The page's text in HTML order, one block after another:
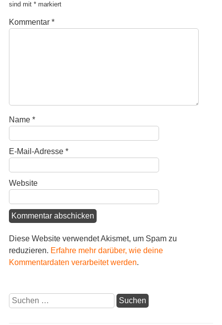
sind mit *markiert
Kommentar *
Name *
E-Mail-Adresse *
Website
Diese Website verwendet Akismet, um Spam zu
reduzieren. Erfahre mehr darüber, wie deine
Kommentardaten verarbeitet werden.
Suchen
nach: